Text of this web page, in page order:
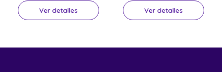
Ver detalles Ver detalles